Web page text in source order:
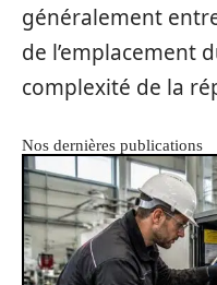
généralement
de l’emplacement
complexité de la
Nos dernières publications